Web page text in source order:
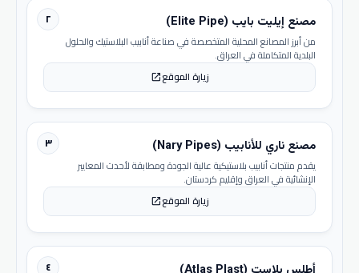
٢ مصنع إيليت بايب (Elite Pipe)
من أبرز المصانع المحلية المتخصصة في صناعة أنابيب البلاستيك والحلول
البلدية المتكاملة في العراق.
زيارة الموقعopen_in_new
٣ مصنع ناري للأنابيب (Nary Pipes)
يقدم منتجات أنابيب بلاستيكية عالية الجودة ومطابقة لأحدث المعايير
الإنشائية في العراق وإقليم كردستان.
زيارة الموقعopen_in_new
٤